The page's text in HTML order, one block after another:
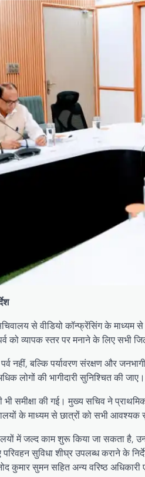
से वीडियो कॉन्फ्रेंसिंग के माध्यम
को व्यापक स्तर पर मनाने के लिए सभी
नहीं, बल्कि पर्यावरण संरक्षण और
लोगों की भागीदारी सुनिश्चित की जाए।
समीक्षा की गई। मुख्य सचिव ने
के माध्यम से छात्रों को सभी आवश्यक
में जल्द काम शुरू किया जा सकता
परिवहन सुविधा शीघ्र उपलब्ध कराने
कुमार सुमन सहित अन्य वरिष्ठ